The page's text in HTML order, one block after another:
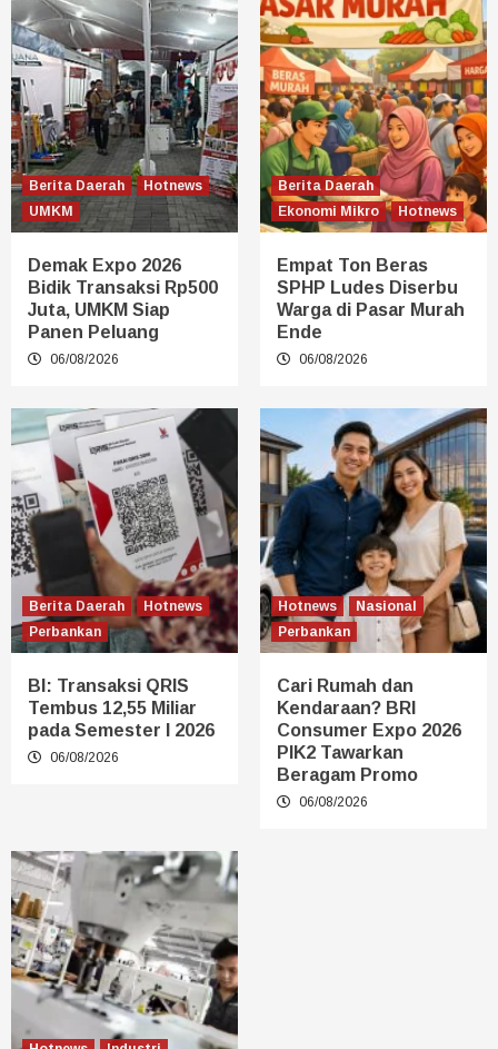
Berita Daerah
Hotnews
UMKM
Demak Expo 2026
Bidik Transaksi Rp500
Juta, UMKM Siap
Panen Peluang
06/08/2026
Berita Daerah
Ekonomi Mikro
Hotnews
Empat Ton Beras
SPHP Ludes Diserbu
Warga di Pasar Murah
Ende
06/08/2026
Berita Daerah
Hotnews
Perbankan
BI: Transaksi QRIS
Tembus 12,55 Miliar
pada Semester I 2026
06/08/2026
Hotnews
Nasional
Perbankan
Cari Rumah dan
Kendaraan? BRI
Consumer Expo 2026
PIK2 Tawarkan
Beragam Promo
06/08/2026